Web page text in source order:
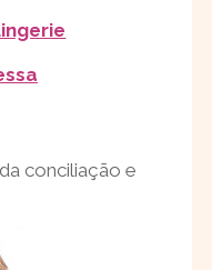
conciliação e